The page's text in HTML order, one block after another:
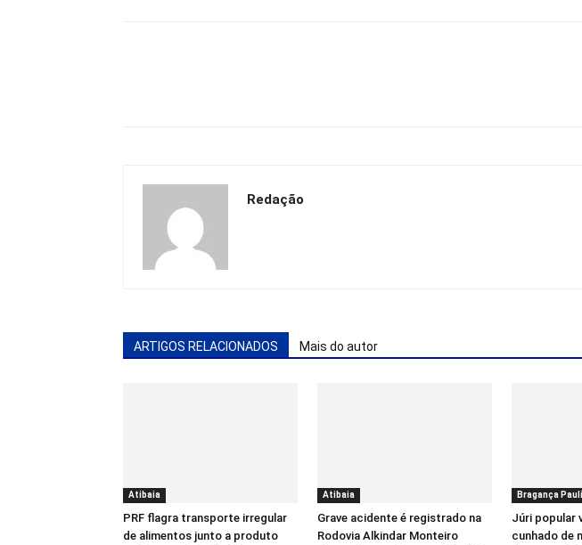
Redação
ARTIGOS RELACIONADOS Mais do autor
Atibaia
PRF flagra transporte irregular
de alimentos junto a produto
Atibaia
Grave acidente é registrado na
Rodovia Alkindar Monteiro
Bragança
Júri popular
cunhado de